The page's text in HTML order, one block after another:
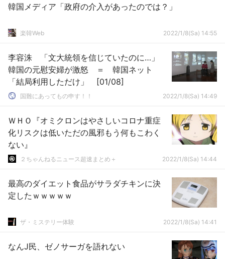
韓国メディア「政府の介入があったのでは？」
楽韓Web 2022/1/8(Sa) 14:55
李容洙 「文大統領を信じていたのに…」
韓国の元慰安婦が激怒 ＝ 韓国ネット
「結局利用しただけ」 [01/08]
国難にあってもの申す！！ 2022/1/8(Sa) 14:49
ＷＨＯ『オミクロンはやさしいコロナ重症
化リスクは低いただの風邪もう何もこわく
ない』
２ちゃんねるニュース超速まとめ＋ 2022/1/8(Sa) 14:44
最高のダイエット食品がサラダチキンに決
定したｗｗｗｗｗ
ザ・ミステリー体験 2022/1/8(Sa) 14:41
なんJ民、ゼノサーガを語れない